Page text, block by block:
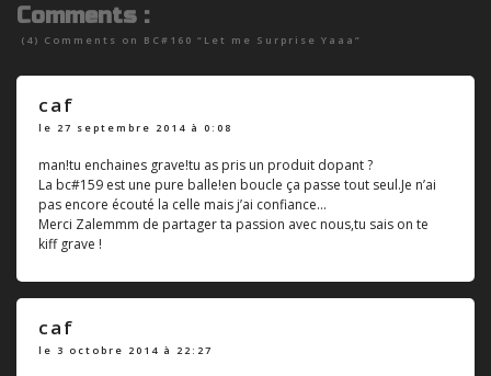
Comments :
(4) Comments on BC#160 “Let me Surprise Yaaa”
caf
le 27 septembre 2014 à 0:08
man!tu enchaines grave!tu as pris un produit dopant ?
La bc#159 est une pure balle!en boucle ça passe tout seul.Je n’ai
pas encore écouté la celle mais j’ai confiance...
Merci Zalemmm de partager ta passion avec nous,tu sais on te
kiff grave !
caf
le 3 octobre 2014 à 22:27